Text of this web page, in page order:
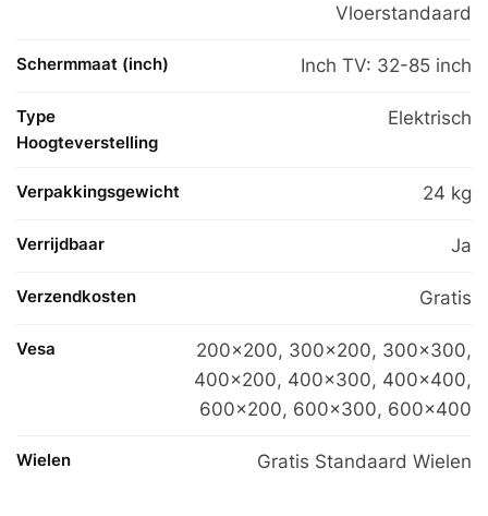
Vloerstandaard
Schermmaat (inch) Inch TV: 32-85 inch
Type
Hoogteverstelling
Elektrisch
Verpakkingsgewicht 24 kg
Verrijdbaar Ja
Verzendkosten Gratis
Vesa 200×200, 300×200, 300×300,
400×200, 400×300, 400×400,
600×200, 600×300, 600×400
Wielen Gratis Standaard Wielen